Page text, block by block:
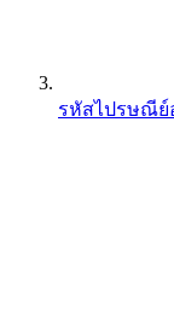
รหัสไปรษณีย์